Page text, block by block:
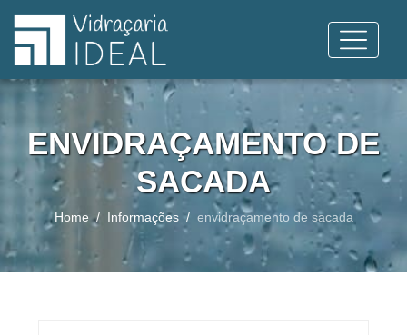
ENVIDRAÇAMENTO DE
SACADA
Home Informações envidraçamento de sacada